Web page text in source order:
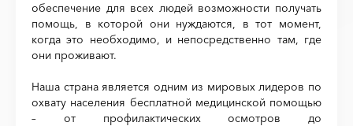
обеспечение для всех людей возможности получать
помощь, в которой они нуждаются, в тот момент,
когда это необходимо, и непосредственно там, где
они проживают.
Наша страна является одним из мировых лидеров по
охвату населения бесплатной медицинской помощью
– от профилактических осмотров до